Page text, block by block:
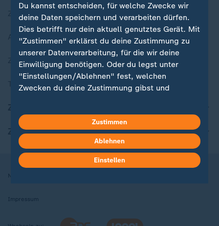
Zuletzt veröffentlicht
Aktuelle Sendungs-Videos
ZDFheute Stories
Themen im Überblick
ZDFheute Apps
Nutzungsbedingungen
Impressum
Du kannst entscheiden, für welche Zwecke wir
deine Daten speichern und verarbeiten dürfen.
Dies betrifft nur dein aktuell genutztes Gerät. Mit
"Zustimmen" erklärst du deine Zustimmung zu
unserer Datenverarbeitung, für die wir deine
Einwilligung benötigen. Oder du legst unter
"Einstellungen/Ablehnen" fest, welchen
Zwecken du deine Zustimmung gibst und
in deinen Einstellungen widerrufen oder ändern.
Hier findest du das Impressum.
Weitere Informationen findest du in unserer
Datenschutzerklärung.
Zustimmen
Ablehnen
Einstellen